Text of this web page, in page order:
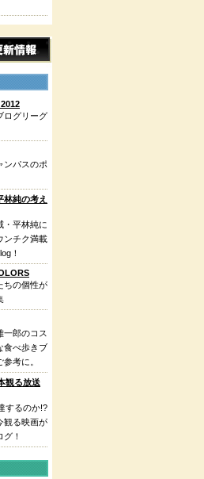
ログリーグ
ンパスのポ
林純の考え
・平林純に
ンチク満載
！
ちの個性が
一郎のコス
食べ歩きブ
考に。
観る放送
するのか!?
観る映画が
！